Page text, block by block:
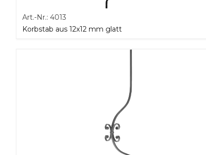
Art.-Nr.: 4013
Korbstab aus 12x12 mm glatt